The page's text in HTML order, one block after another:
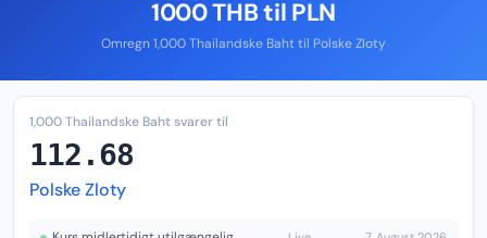
1000 THB til PLN
Omregn 1,000 Thailandske Baht til Polske Zloty
1,000 Thailandske Baht svarer til
112.68
Polske Zloty